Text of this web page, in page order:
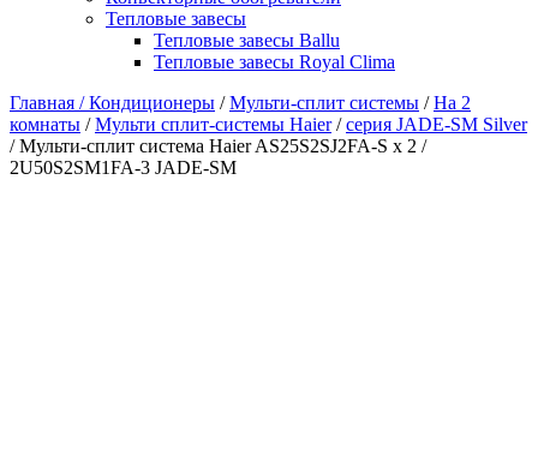
Тепловые завесы
Тепловые завесы Ballu
Тепловые завесы Royal Clima
Главная /Кондиционеры /Мульти-сплит системы /На 2
комнаты /Мульти сплит-системы Haier/серия JADE-SM Silver
/ Мульти-сплит система Haier AS25S2SJ2FA-S x 2 /
2U50S2SM1FA-3 JADE-SM